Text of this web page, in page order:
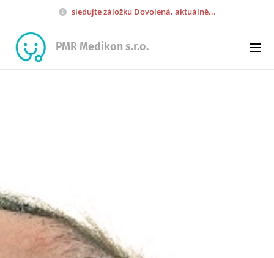
sledujte záložku Dovolená, aktuálně...
PMR Medikon s.r.o.